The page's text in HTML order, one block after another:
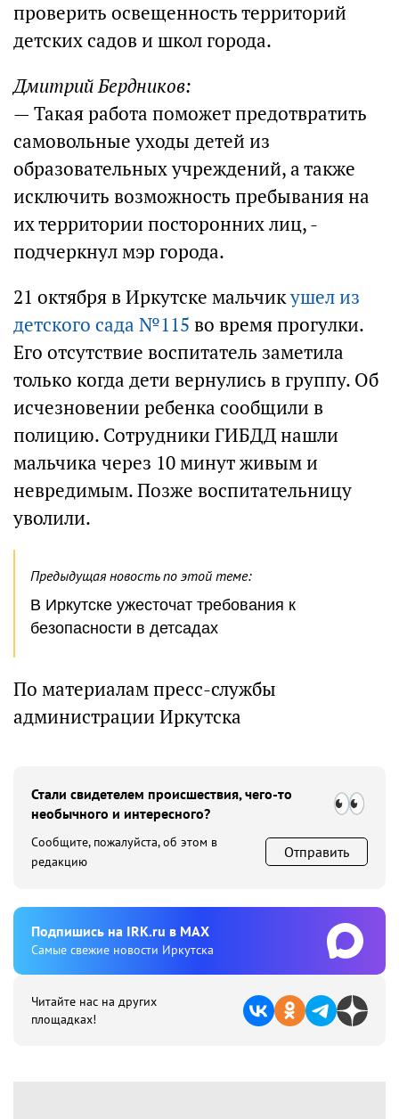
проверить освещенность территорий
детских садов и школ города.
Дмитрий Бердников:
— Такая работа поможет предотвратить
самовольные уходы детей из
образовательных учреждений, а также
исключить возможность пребывания на
их территории посторонних лиц, -
подчеркнул мэр города.
21 октября в Иркутске мальчикушел из
детского сада №115 во время прогулки.
Его отсутствие воспитатель заметила
только когда дети вернулись в группу. Об
исчезновении ребенка сообщили в
полицию. Сотрудники ГИБДД нашли
мальчика через 10 минут живым и
невредимым. Позже воспитательницу
уволили.
Предыдущая новость по этой теме:
В Иркутске ужесточат требования к
безопасности в детсадах
По материалам пресс-службы
администрации Иркутска
Стали свидетелем происшествия, чего-то
необычного и интересного?
Сообщите, пожалуйста, об этом в
редакцию
Отправить
Подпишиcь на IRK.ru в MAX
Cамые свежие новости Иркутска
Читайте нас на других
площадках!